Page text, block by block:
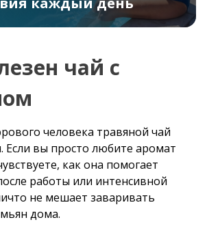
чай с
человека травяной чай
Если вы просто любите аромат
как она помогает
работы или интенсивной
не мешает заваривать
дома.